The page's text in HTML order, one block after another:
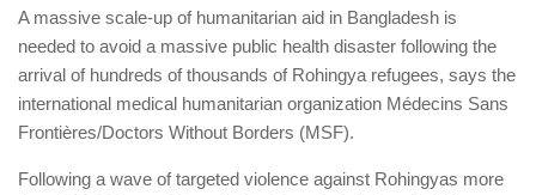
A massive scale-up of humanitarian aid in Bangladesh is
needed to avoid a massive public health disaster following the
arrival of hundreds of thousands of Rohingya refugees, says the
international medical humanitarian organization Médecins Sans
Frontières/Doctors Without Borders (MSF).
Following a wave of targeted violence against Rohingyas more